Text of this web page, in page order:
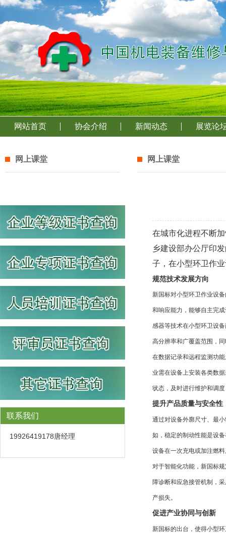
网站首页 协会介绍 新闻动态 展览论
网上课堂
联系我们
19926419178唐经理
网上课堂
在城市化进程不断
乡建设部办公厅印
子，在小型环卫作
规范技术发展方向
新国标对小型环卫作业设
和响应能力，能够自主完
感器等技术在小型环卫设
高分辨率和广覆盖范围，
在数据记录和远程监测功
业需在设备上安装各类数
状态，及时进行维护和调
提升产品质量与安全性
通过对设备外廓尺寸、最
如，稳定的制动性能是设
设备在一次充电或加注燃
对于智能化功能，新国标
障诊断和应急接管机制，
产损失。
促进产业协同与创新
新国标的出台，使得小型